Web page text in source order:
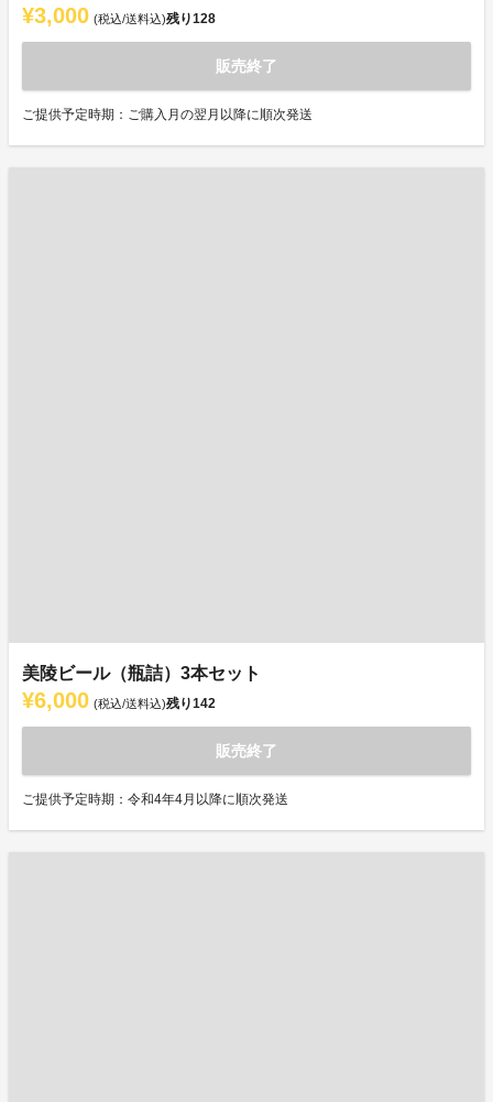
¥3,000 (税込/送料込)残り128
販売終了
ご提供予定時期：ご購入月の翌月以降に順次発送
美陵ビール（瓶詰）3本セット
¥6,000 (税込/送料込)残り142
販売終了
ご提供予定時期：令和4年4月以降に順次発送